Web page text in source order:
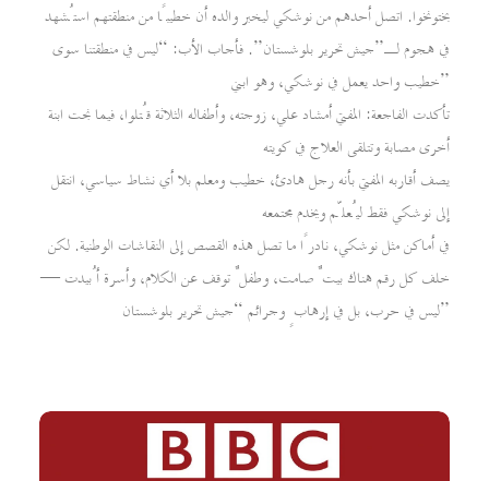
بختونخوا. اتصل أحدهم من نوشكي ليخبر والده أن خطيبًا من منطقتهم استُشهد
في هجوم لـ”جيش تحرير بلوشستان”. فأجاب الأب: “ليس في منطقتنا سوى
خطيب واحد يعمل في نوشكي، وهو ابني”
تأكدت الفاجعة: المفتي أمشاد علي، زوجته، وأطفاله الثلاثة قُتلوا، فيما نجت ابنة
أخرى مصابة وتتلقى العلاج في كويته
يصف أقاربه المفتي بأنه رجل هادئ، خطيب ومعلم بلا أي نشاط سياسي، انتقل
إلى نوشكي فقط ليُعلّم ويخدم مجتمعه
في أماكن مثل نوشكي، نادرًا ما تصل هذه القصص إلى النقاشات الوطنية. لكن
خلف كل رقم هناك بيتٌ صامت، وطفلٌ توقف عن الكلام، وأسرة أُبيدت —
ليس في حرب، بل في إرهابٍ وجرائم “جيش تحرير بلوشستان”